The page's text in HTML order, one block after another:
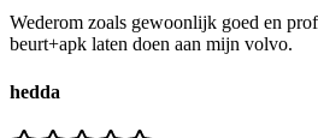
Wederom zoals gewoonlijk goed en
beurt+apk laten doen aan mijn volvo.
hedda